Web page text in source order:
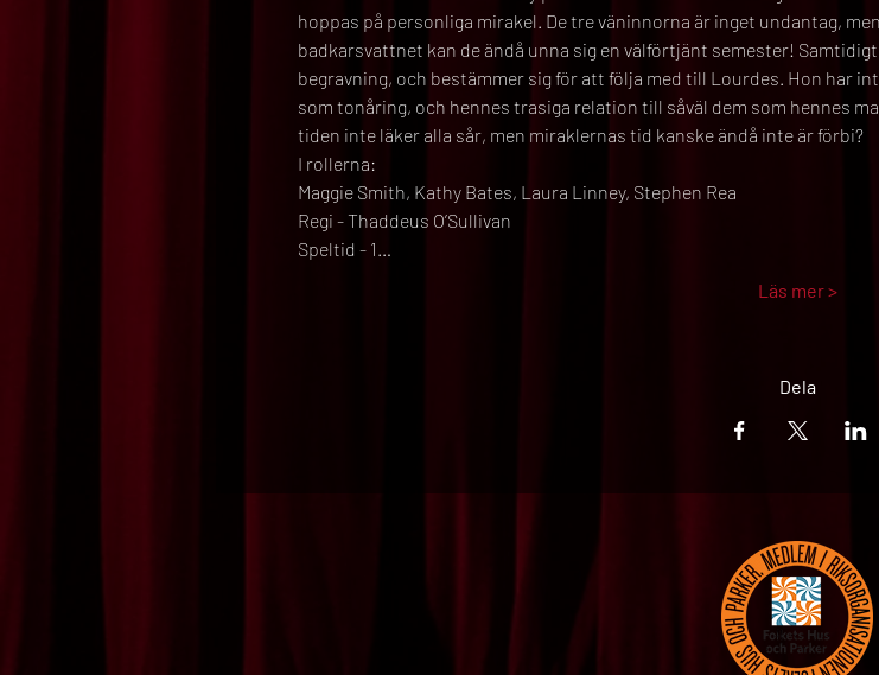
hoppas på personliga mirakel. De tre väninnorna är inget undantag,
badkarsvattnet kan de ändå unna sig en välförtjänt semester!
begravning, och bestämmer sig för att följa med till Lourdes. Hon har
som tonåring, och hennes trasiga relation till såväl dem som hennes
tiden inte läker alla sår, men miraklernas tid kanske ändå inte är förbi?
I rollerna:
Maggie Smith, Kathy Bates, Laura Linney, Stephen Rea
Regi - Thaddeus O’Sullivan
Speltid - 1…
Läs mer >
Dela